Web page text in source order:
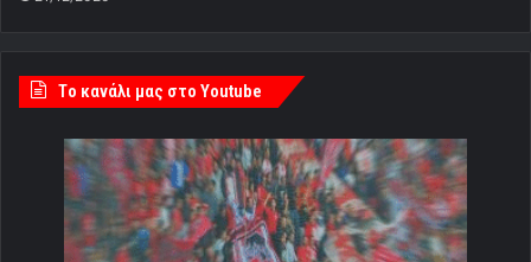
Tο κανάλι μας στο Youtube